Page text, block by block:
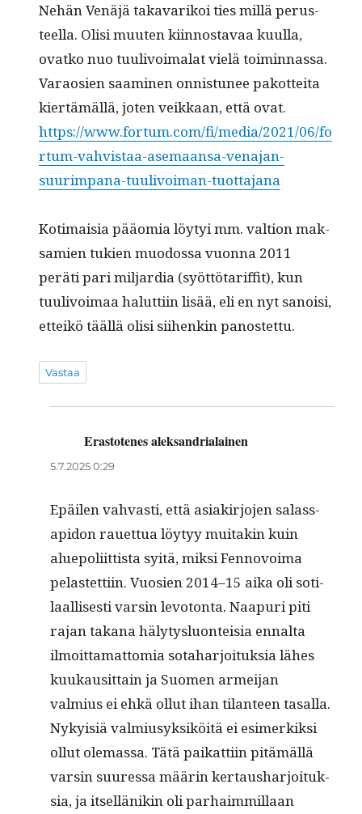
Nehän Venäjä takavarikoi ties mil­lä perus­
teel­la. Olisi muuten kiin­nos­tavaa kuul­la,
ovatko nuo tuulivoimalat vielä toimin­nas­sa.
Varaosien saami­nen onnis­tunee pakot­tei­ta
kiertämäl­lä, joten veikkaan, että ovat.
https://www.fortum.com/fi/media/2021/06/fo
rtum-vahvistaa-asemaansa-venajan-
suurimpana-tuulivoiman-tuottajana
Koti­maisia pääo­mia löy­tyi mm. val­tion mak­
samien tukien muo­dos­sa vuon­na 2011
peräti pari mil­jar­dia (syöt­tö­tar­if­fit), kun
tuulivoimaa halut­ti­in lisää, eli en nyt sanoisi,
etteikö tääl­lä olisi siihenkin panostettu.
Vastaa
Erastotenes aleksandrialainen
5.7.2025 0:29
Epäilen vah­vasti, että asi­akir­jo­jen salas­s­
api­don rauet­tua löy­tyy muitakin kuin
alue­poli­it­tista syitä, mik­si Fen­novoima
pelastet­ti­in. Vuosien 2014–15 aika oli soti­
laal­lis­es­ti varsin lev­o­ton­ta. Naa­puri piti
rajan takana häly­tys­lu­on­teisia ennal­ta
ilmoit­ta­mat­to­mia sota­har­joituk­sia läh­es
kuukausit­tain ja Suomen armei­jan
valmius ei ehkä ollut ihan tilanteen tasal­la.
Nyky­isiä valmiusyk­siköitä ei esimerkik­si
ollut ole­mas­sa. Tätä paikat­ti­in pitämäl­lä
varsin suures­sa määrin ker­taushar­joituk­
sia, ja itsel­länikin oli parhaim­mil­laan